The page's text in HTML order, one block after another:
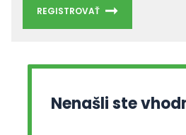
REGISTROVAŤ
Nenašli ste